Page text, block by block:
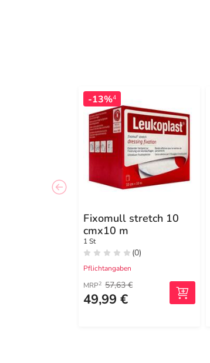
-13%4
Fixomull stretch 10
cmx10 m
1 St
(0)
Pflichtangaben
MRP2 57,63 €
49,99 €